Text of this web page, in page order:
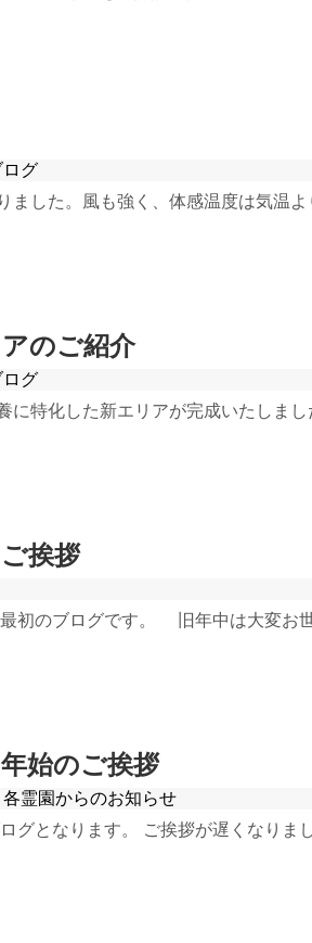
ログ
ました。風も強く、体感温度は気温
のご紹介
ログ
に特化した新エリアが完成いたしま
挨拶
初のブログです。 旧年中は大変お
始のご挨拶
各霊園からのお知らせ
グとなります。 ご挨拶が遅くなりま